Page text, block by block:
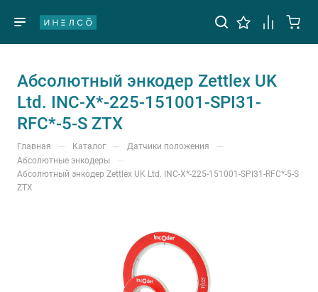
Абсолютный энкодер Zettlex UK
Ltd. INC-X*-225-151001-SPI31-
RFC*-5-S ZTX
Главная — Каталог — Датчики положения —
Абсолютные энкодеры —
Абсолютный энкодер Zettlex UK Ltd. INC-X*-225-151001-SPI31-RFC*-5-S
ZTX